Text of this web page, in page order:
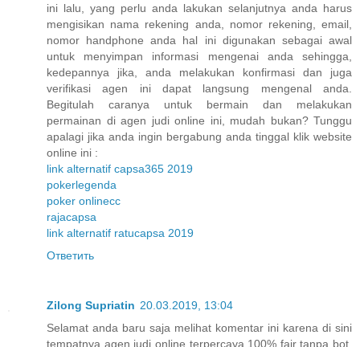
ini lalu, yang perlu anda lakukan selanjutnya anda harus
mengisikan nama rekening anda, nomor rekening, email,
nomor handphone anda hal ini digunakan sebagai awal
untuk menyimpan informasi mengenai anda sehingga,
kedepannya jika, anda melakukan konfirmasi dan juga
verifikasi agen ini dapat langsung mengenal anda.
Begitulah caranya untuk bermain dan melakukan
permainan di agen judi online ini, mudah bukan? Tunggu
apalagi jika anda ingin bergabung anda tinggal klik website
online ini :
link alternatif capsa365 2019
pokerlegenda
poker onlinecc
rajacapsa
link alternatif ratucapsa 2019
Ответить
Zilong Supriatin 20.03.2019, 13:04
Selamat anda baru saja melihat komentar ini karena di sini
tempatnya agen judi online terpercaya 100% fair tanpa bot,